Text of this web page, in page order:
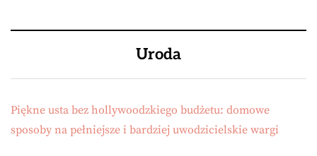
Uroda
Piękne usta bez hollywoodzkiego budżetu: domowe
sposoby na pełniejsze i bardziej uwodzicielskie wargi